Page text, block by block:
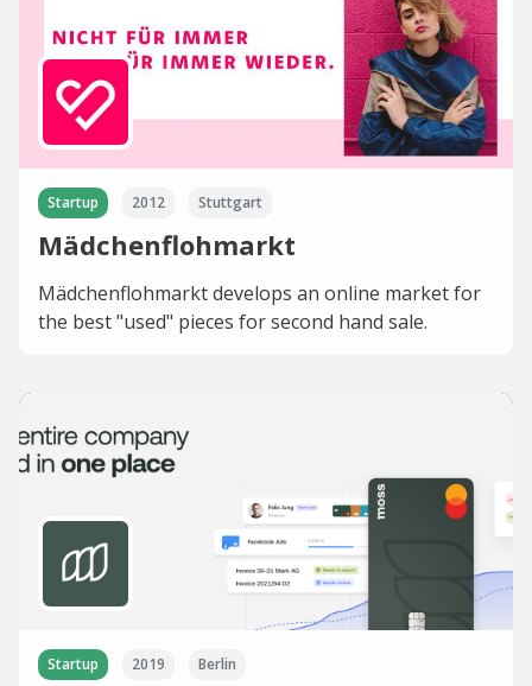
Startup 2012 Stuttgart
Mädchenflohmarkt
Mädchenflohmarkt develops an online market for
the best "used" pieces for second hand sale.
Startup 2019 Berlin